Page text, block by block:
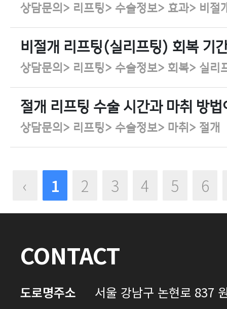
상담문의> 리프팅> 수술정보> 효과> 비절
비절개 리프팅(실리프팅) 회복 기
상담문의> 리프팅> 수술정보> 회복> 실리
절개 리프팅 수술 시간과 마취 방
상담문의> 리프팅> 수술정보> 마취> 절개
‹ 1 2 3 4 5 6
CONTACT
도로명주소
서울 강남구 논현로 837